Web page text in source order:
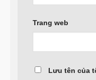
Trang web
Lưu tên của